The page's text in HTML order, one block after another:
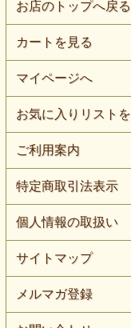
お店のトップへ戻る
カートを見る
マイページへ
お気に入りリスト
ご利用案内
特定商取引法表示
個人情報の取扱い
サイトマップ
メルマガ登録